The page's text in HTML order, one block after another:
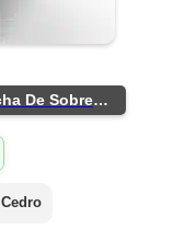
Vanitorio Compacto Para Bacha De Sobreponer
Cedro